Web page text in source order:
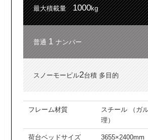
最大積載量1000kg
普通 1 ナンバー
スノーモービル2台積 多目的
フレーム材質
スチール （ガ
理）
荷台ベッドサイズ 3655×2400mm